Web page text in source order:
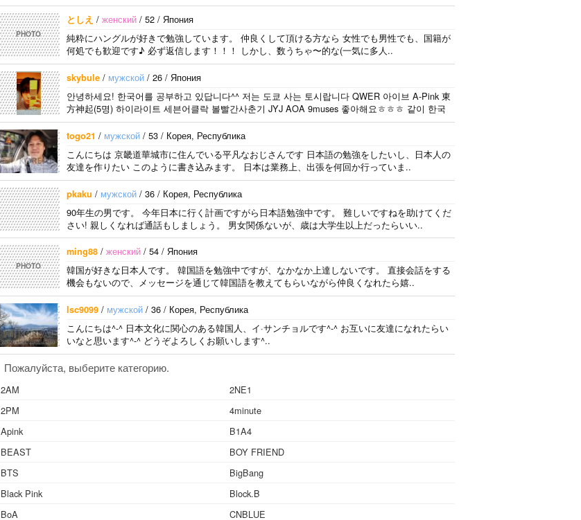
PHOTO
としえ / женский / 52 / Япония
純粋にハングルが好きで勉強しています。 仲良くして頂ける方なら 女性でも男性でも、国籍が
何処でも歓迎です♪ 必ず返信します！！！ しかし、数うちゃ〜的な(一気に多人..
skybule / мужской / 26 / Япония
안녕하세요! 한국어를 공부하고 있답니다^^ 저는 도쿄 사는 토시랍니다 QWER 아이브 A-Pink 東
方神起(5명) 하이라이트 세븐어클락 볼빨간사춘기 JYJ AOA 9muses 좋아해요ㅎㅎㅎ 같이 한국
어..
togo21 / мужской / 53 / Корея, Республика
こんにちは 京畿道華城市に住んでいる平凡なおじさんです 日本語の勉強をしたいし、日本人の
友達を作りたい このように書き込みます。 日本は業務上、出張を何回か行っていま..
pkaku / мужской / 36 / Корея, Республика
90年生の男です。 今年日本に行く計画ですがら日本語勉強中です。 難しいですねを助けてくだ
さい! 親しくなれば通話もしましょう。 男女関係ないが、歳は大学生以上だったらいい..
PHOTO
ming88 / женский / 54 / Япония
韓国が好きな日本人です。 韓国語を勉強中ですが、なかなか上達しないです。 直接会話をする
機会もないので、メッセージを通じて韓国語を教えてもらいながら仲良くなれたら嬉..
lsc9099 / мужской / 36 / Корея, Республика
こんにちは^-^ 日本文化に関心のある韓国人、イ·サンチョルです^-^ お互いに友達になれたらい
いなと思います^-^ どうぞよろしくお願いします^..
Пожалуйста, выберите категорию.
2AM
2NE1
2PM
4minute
Apink
B1A4
BEAST
BOY FRIEND
BTS
BigBang
Black Pink
Block.B
BoA
CNBLUE